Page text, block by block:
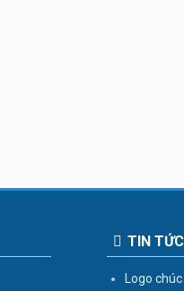
TIN
Logo